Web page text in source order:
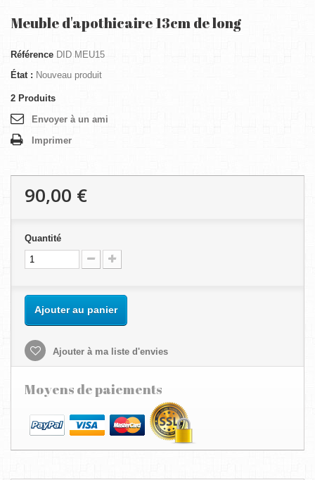
Meuble d'apothicaire 13cm de long
Référence DID MEU15
État : Nouveau produit
2 Produits
Envoyer à un ami
Imprimer
90,00 €
Quantité
Ajouter au panier
Ajouter à ma liste d'envies
Moyens de paiements